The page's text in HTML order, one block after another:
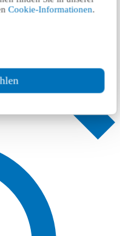
Cookie-Informationen.